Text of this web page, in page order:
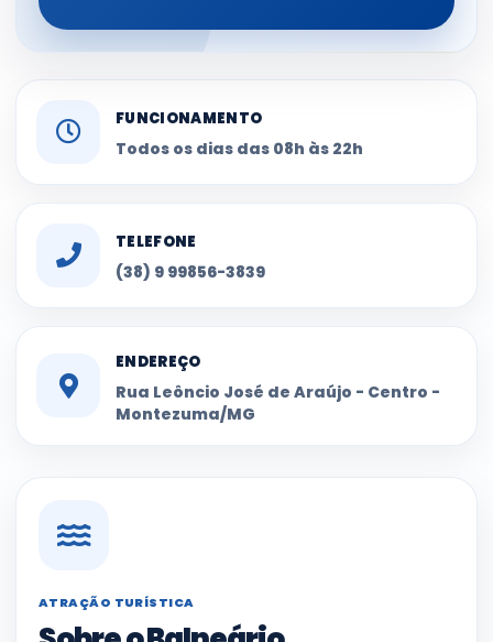
FUNCIONAMENTO
Todos os dias das 08h às 22h
TELEFONE
(38) 9 99856-3839
ENDEREÇO
Rua Leôncio José de Araújo - Centro -
Montezuma/MG
ATRAÇÃO TURÍSTICA